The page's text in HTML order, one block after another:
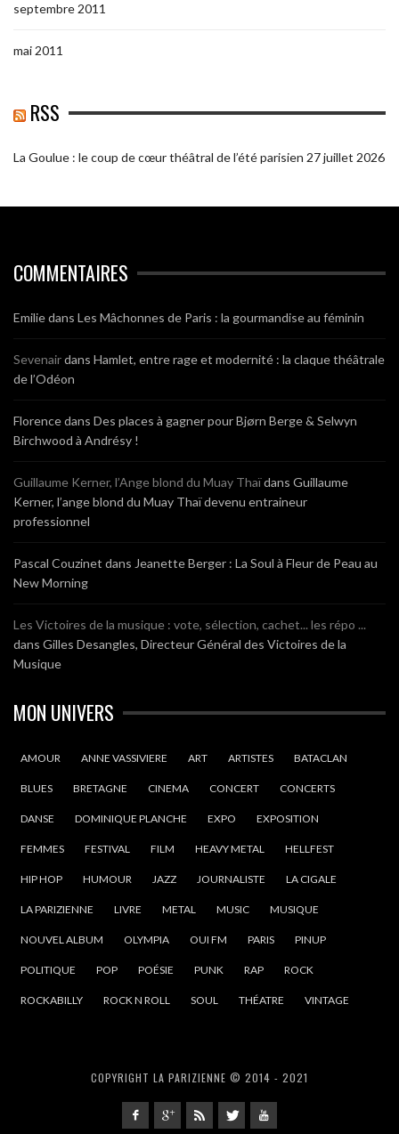
septembre 2011
mai 2011
RSS
La Goulue : le coup de cœur théâtral de l’été parisien 27 juillet 2026
COMMENTAIRES
Emiliedans Les Mâchonnes de Paris : la gourmandise au féminin
Sevenairdans Hamlet, entre rage et modernité : la claque théâtrale
de l’Odéon
Florencedans Des places à gagner pour Bjørn Berge & Selwyn
Birchwood à Andrésy !
Guillaume Kerner, l’Ange blond du Muay Thaïdans Guillaume
Kerner, l’ange blond du Muay Thaï devenu entraineur
professionnel
Pascal Couzinet dans Jeanette Berger : La Soul à Fleur de Peau au
New Morning
Les Victoires de la musique : vote, sélection, cachet... les répo ...
dans Gilles Desangles, Directeur Général des Victoires de la
Musique
MON UNIVERS
AMOUR ANNE VASSIVIERE ART ARTISTES BATACLAN
BLUES BRETAGNE CINEMA CONCERT CONCERTS
DANSE DOMINIQUE PLANCHE EXPO EXPOSITION
FEMMES FESTIVAL FILM HEAVY METAL HELLFEST
HIP HOP HUMOUR JAZZ JOURNALISTE LA CIGALE
LA PARIZIENNE LIVRE METAL MUSIC MUSIQUE
NOUVEL ALBUM OLYMPIA OUI FM PARIS PINUP
POLITIQUE POP POÉSIE PUNK RAP ROCK
ROCKABILLY ROCK N ROLL SOUL THÉATRE VINTAGE
COPYRIGHT LA PARIZIENNE © 2014 - 2021